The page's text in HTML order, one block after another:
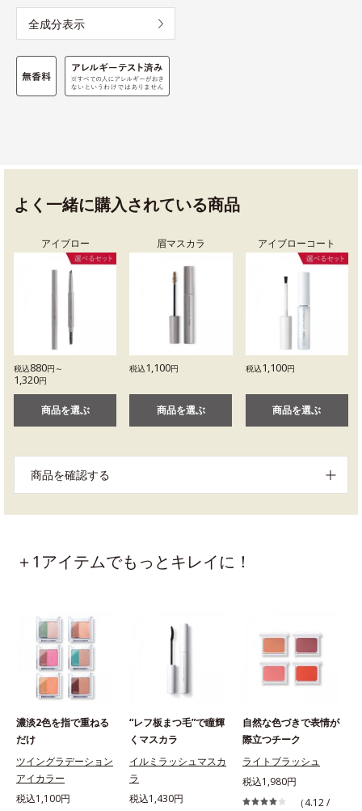
全成分表示
よく一緒に購入されている商品
アイブロー
税込880円～
1,320円
商品を選ぶ
眉マスカラ
税込1,100円
商品を選ぶ
アイブローコート
税込1,100円
商品を選ぶ
商品を確認する
＋1アイテムでもっとキレイに！
濃淡2色を指で重ねる
だけ
ツイングラデーション
アイカラー
税込1,100円
“レフ板まつ毛”で瞳輝
くマスカラ
イルミラッシュマスカ
ラ
税込1,430円
自然な色づきで表情が
際立つチーク
ライトブラッシュ
税込1,980円
（4.12 /